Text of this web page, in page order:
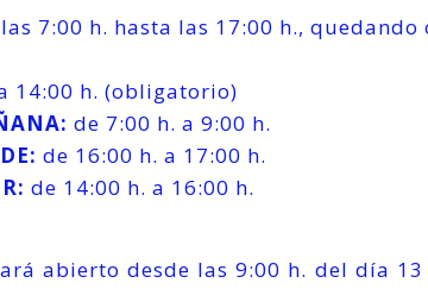
7:00 h. hasta las 17:00 h.,
14:00 h. (obligatorio)
de 7:00 h. a 9:00 h.
de 16:00 h. a 17:00 h.
de 14:00 h. a 16:00 h.
abierto desde las 9:00 h. del día